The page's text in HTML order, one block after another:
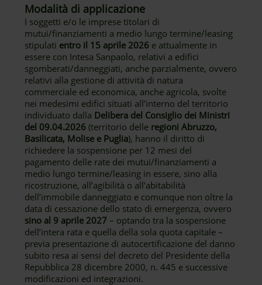
Modalità di applicazione
I soggetti e/o le imprese titolari di
mutui/finanziamenti a medio lungo termine/leasing
stipulati entro il 15 aprile 2026 e attualmente in
essere con Intesa Sanpaolo, relativi a edifici
sgomberati/danneggiati, anche parzialmente, ovvero
relativi alla gestione di attività di natura
commerciale ed economica, anche agricola, svolte
nei medesimi edifici situati all’interno del territorio
individuato dalla Delibera del Consiglio dei Ministri
del 09.04.2026 (territorio delle regioni Abruzzo,
Basilicata, Molise e Puglia), hanno il diritto di
richiedere la sospensione per 12 mesi del
pagamento delle rate dei mutui/finanziamenti a
medio lungo termine/leasing in essere, sino alla
ricostruzione, all’agibilità o all’abitabilità
dell’immobile danneggiato e comunque non oltre la
data di cessazione dello stato di emergenza, ovvero
sino al 9 aprile 2027 – optando tra la sospensione
dell’intera rata e quella della sola quota capitale –
previa presentazione di autocertificazione del danno
subito resa ai sensi del decreto del Presidente della
Repubblica 28 dicembre 2000, n. 445 e successive
modificazioni ed integrazioni.